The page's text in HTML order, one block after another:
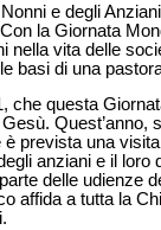
e degli
la Giornata
nella vita delle
basi di una
che questa
prevista una
anziani e il
delle udienze
affida a tutta la